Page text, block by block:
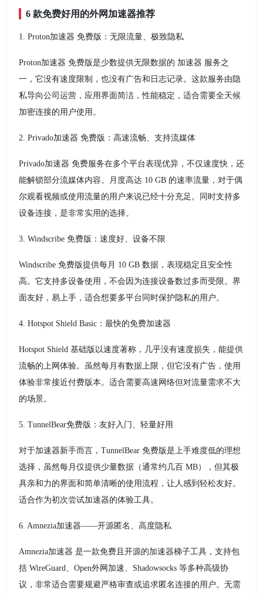
6 款免费好用的外网加速器推荐
1. Proton加速器 免费版：无限流量、极致隐私
Proton加速器 免费版是少数提供无限数据的 加速器 服务之
一，它没有速度限制，也没有广告和日志记录。这款服务由隐
私导向公司运营，应用界面简洁，性能稳定，适合需要全天候
加密连接的用户使用。
2. Privado加速器 免费版：高速流畅、支持流媒体
Privado加速器 免费服务在多个平台表现优异，不仅速度快，还
能解锁部分流媒体内容。月度高达 10 GB 的速率流量，对于偶
尔观看视频或使用流量的用户来说已经十分充足。同时支持多
设备连接，是非常实用的选择。
3. Windscribe 免费版：速度好、设备不限
Windscribe 免费版提供每月 10 GB 数据，表现稳定且安全性
高。它支持多设备使用，不会因为连接设备数过多而受限。界
面友好，易上手，适合想要多平台同时保护隐私的用户。
4. Hotspot Shield Basic：最快的免费加速器
Hotspot Shield 基础版以速度著称，几乎没有速度损失，能提供
流畅的上网体验。虽然每月有数据上限，但它没有广告，使用
体验非常接近付费版本。适合需要高速网络但对流量需求不大
的场景。
5. TunnelBear免费版：友好入门、轻量好用
对于加速器新手而言，TunnelBear 免费版是上手难度低的理想
选择，虽然每月仅提供少量数据（通常约几百 MB），但其极
具亲和力的界面和简单清晰的使用流程，让人感到轻松友好。
适合作为初次尝试加速器的体验工具。
6. Amnezia加速器——开源匿名、高度隐私
Amnezia加速器 是一款免费且开源的加速器梯子工具，支持包
括 WireGuard、Open外网加速、Shadowsocks 等多种高级协
议，非常适合需要规避严格审查或追求匿名连接的用户。无需